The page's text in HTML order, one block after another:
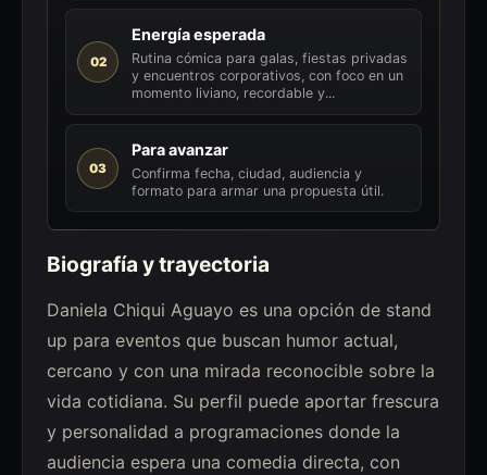
02
Energía esperada
Rutina cómica para galas, fiestas privadas
y encuentros corporativos, con foco en un
momento liviano, recordable y...
03
Para avanzar
Confirma fecha, ciudad, audiencia y
formato para armar una propuesta útil.
Biografía y trayectoria
Daniela Chiqui Aguayo es una opción de stand
up para eventos que buscan humor actual,
cercano y con una mirada reconocible sobre la
vida cotidiana. Su perfil puede aportar frescura
y personalidad a programaciones donde la
audiencia espera una comedia directa, con